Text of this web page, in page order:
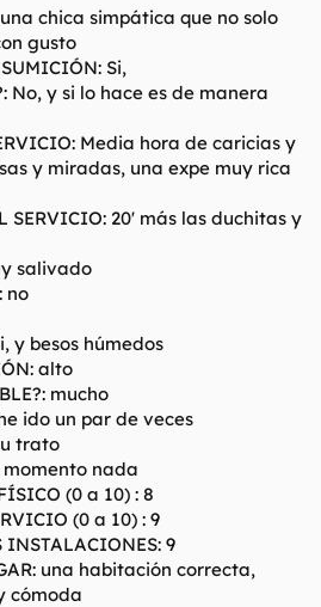
chica simpática que no solo
gusto
Si,
No, y si lo hace es de manera
Media hora de caricias y
y miradas, una expe muy rica
SERVICIO: 20' más las duchitas y
salivado
no
y besos húmedos
alto
mucho
ido un par de veces
trato
momento nada
(0 a 10) : 8
(0 a 10) : 9
9
una habitación correcta,
cómoda